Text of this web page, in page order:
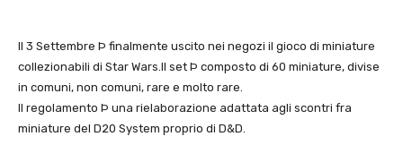
Il 3 Settembre Þ finalmente uscito nei negozi il gioco di miniature
collezionabili di Star Wars.Il set Þ composto di 60 miniature, divise
in comuni, non comuni, rare e molto rare.
Il regolamento Þ una rielaborazione adattata agli scontri fra
miniature del D20 System proprio di D&D.